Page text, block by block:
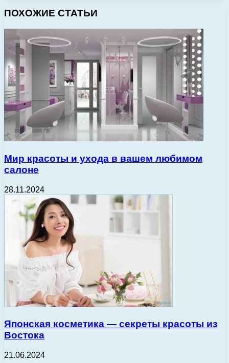
ПОХОЖИЕ СТАТЬИ
Мир красоты и ухода в вашем любимом
салоне
28.11.2024
Японская косметика — секреты красоты из
Востока
21.06.2024